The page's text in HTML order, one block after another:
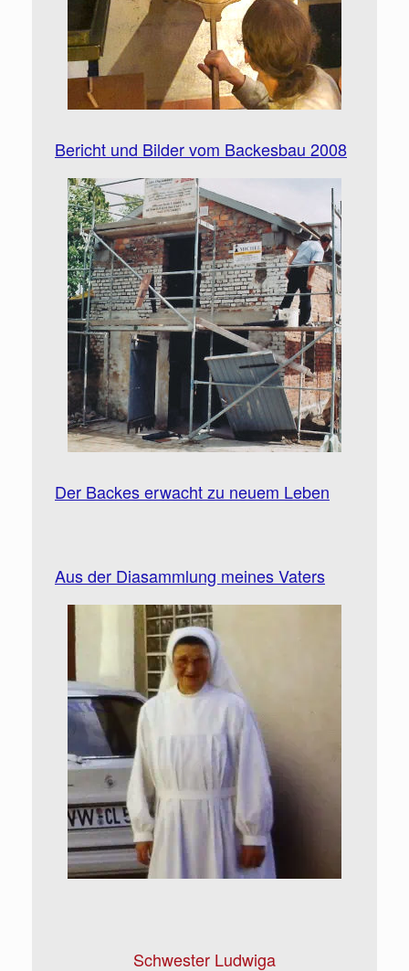
Bericht und Bilder vom Backesbau 2008
Der Backes erwacht zu neuem Leben
Aus der Diasammlung meines Vaters
Schwester Ludwiga